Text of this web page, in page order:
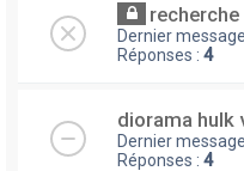
Dernier
Réponses : 4
diorama hulk
Dernier
Réponses : 4